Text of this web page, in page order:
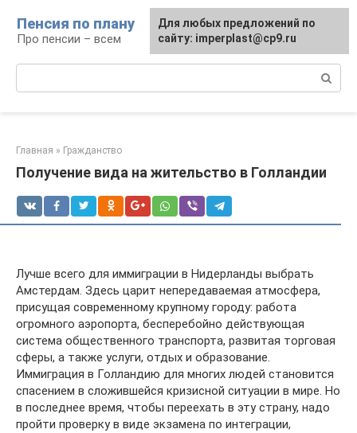
контенту
Пенсия по плану
Про пенсии – всем
Главная » Гражданство
Получение вида на жительство в Голландии
Лучше всего для иммиграции в Нидерланды выбрать
Амстердам. Здесь царит непередаваемая атмосфера,
присущая современному крупному городу: работа
огромного аэропорта, бесперебойно действующая
система общественного транспорта, развитая торговая
сферы, а также услуги, отдых и образование.
Иммиграция в Голландию для многих людей становится
спасением в сложившейся кризисной ситуации в мире. Но
в последнее время, чтобы переехать в эту страну, надо
пройти проверку в виде экзамена по интеграции,
Для любых предложений по
сайту: imperplast@cp9.ru